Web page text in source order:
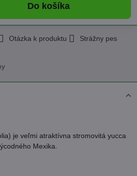
Do košíka
Otázka k produktu
Strážny pes
je veľmi atraktívna stromovitá yucca
Mexika.